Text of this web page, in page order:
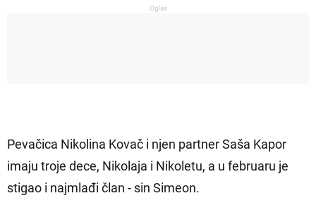
Oglas
Pevačica Nikolina Kovač i njen partner Saša Kapor
imaju troje dece, Nikolaja i Nikoletu, a u februaru je
stigao i najmlađi član - sin Simeon.